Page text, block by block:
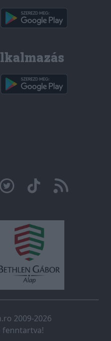
2009-2026
fenntartva!